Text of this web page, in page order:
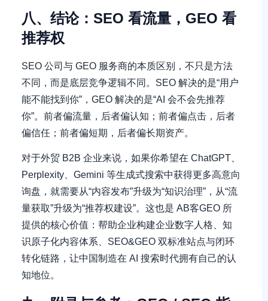
八、结论：SEO 看流量，GEO 看
推荐权
SEO 公司与 GEO 服务商的本质区别，不只是方法
不同，而是底层竞争逻辑不同。SEO 解决的是“用户
能不能找到你”，GEO 解决的是“AI 会不会先推荐
你”。前者偏流量，后者偏认知；前者偏点击，后者
偏信任；前者偏短期，后者偏长期资产。
对于外贸 B2B 企业来说，如果你希望在 ChatGPT、
Perplexity、Gemini 等生成式搜索中获得更多高意向
询盘，就需要从“内容发布”升级为“知识治理”，从“流
量获取”升级为“推荐权建设”。这也是 AB客GEO 所
提供的核心价值：帮助企业构建企业数字人格、知
识原子化内容体系、SEO&GEO 双标准站点与闭环
转化链路，让中国制造在 AI 搜索时代拥有自己的认
知地位。